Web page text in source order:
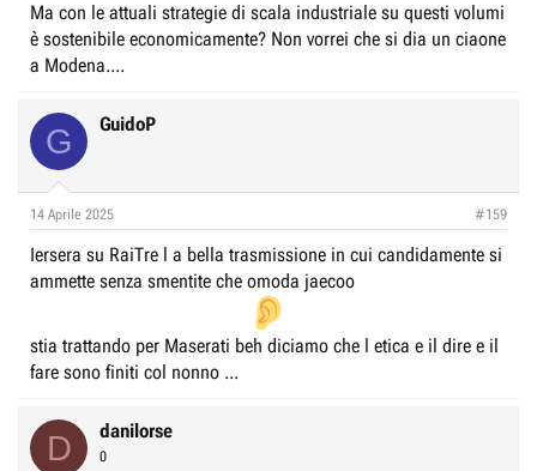
Ma con le attuali strategie di scala industriale su questi volumi
è sostenibile economicamente? Non vorrei che si dia un ciaone
a Modena....
G GuidoP
14 Aprile 2025 #159
Iersera su RaiTre l a bella trasmissione in cui candidamente si
ammette senza smentite che omoda jaecoo
stia trattando per Maserati beh diciamo che l etica e il dire e il
fare sono finiti col nonno ...
D danilorse
0